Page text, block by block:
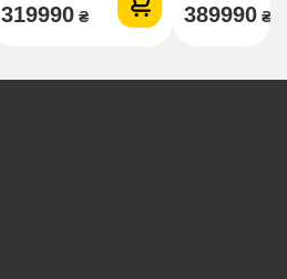
319990 ₴ 389990 ₴